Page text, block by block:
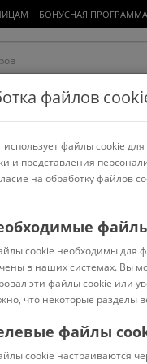
БОНУСНАЯ ПРОГРАММА
Работа и офис Авто и
> ПОЛЕСЬЕ
уровневый 37879
файлов
файлы cookie
и представления
на обработку файлов
cookie необходимы для
в наших системах. Вы
эти файлы cookie или
что некоторые разделы
файлы
cookie настраиваются